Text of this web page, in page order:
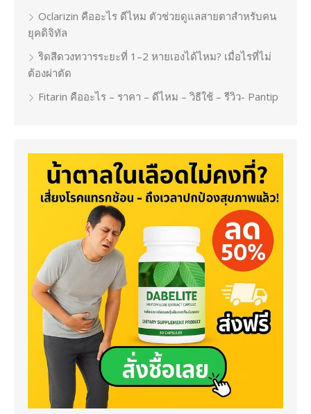
Oclarizin คืออะไร ดีไหม ตัวช่วยดูแลสายตาสำหรับคน
ยุคดิจิทัล
ริดสีดวงทวารระยะที่ 1–2 หายเองได้ไหม? เมื่อไรที่ไม่
ต้องผ่าตัด
Fitarin คืออะไร – ราคา – ดีไหม – วิธีใช้ – รีวิว- Pantip